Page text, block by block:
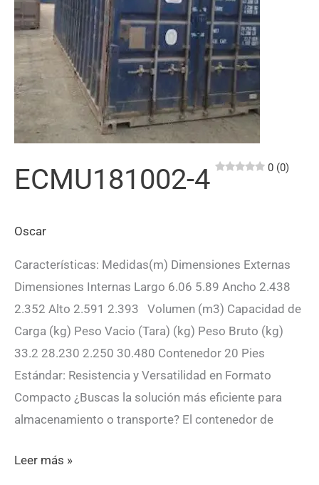
ECMU181002-4 0 (0)
Oscar
Características: Medidas(m) Dimensiones Externas
Dimensiones Internas Largo 6.06 5.89 Ancho 2.438
2.352 Alto 2.591 2.393 Volumen (m3) Capacidad de
Carga (kg) Peso Vacio (Tara) (kg) Peso Bruto (kg)
33.2 28.230 2.250 30.480 Contenedor 20 Pies
Estándar: Resistencia y Versatilidad en Formato
Compacto ¿Buscas la solución más eficiente para
almacenamiento o transporte? El contenedor de
ECMU181002-
Leer más »